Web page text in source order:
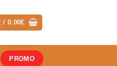
/ 0.00€
PROMO